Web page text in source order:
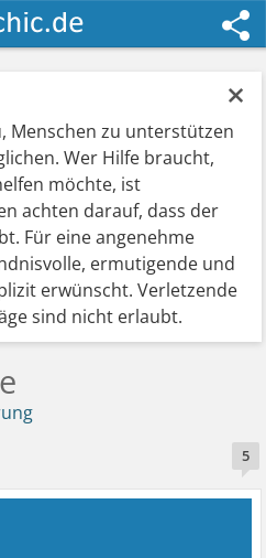
×
Menschen zu unterstützen
Wer Hilfe braucht,
möchte, ist
achten darauf, dass der
Für eine angenehme
ermutigende und
erwünscht. Verletzende
sind nicht erlaubt.
5